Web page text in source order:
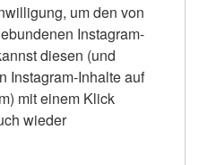
um den von
Instagram-
diesen (und
Instagram-Inhalte auf
mit einem Klick
wieder